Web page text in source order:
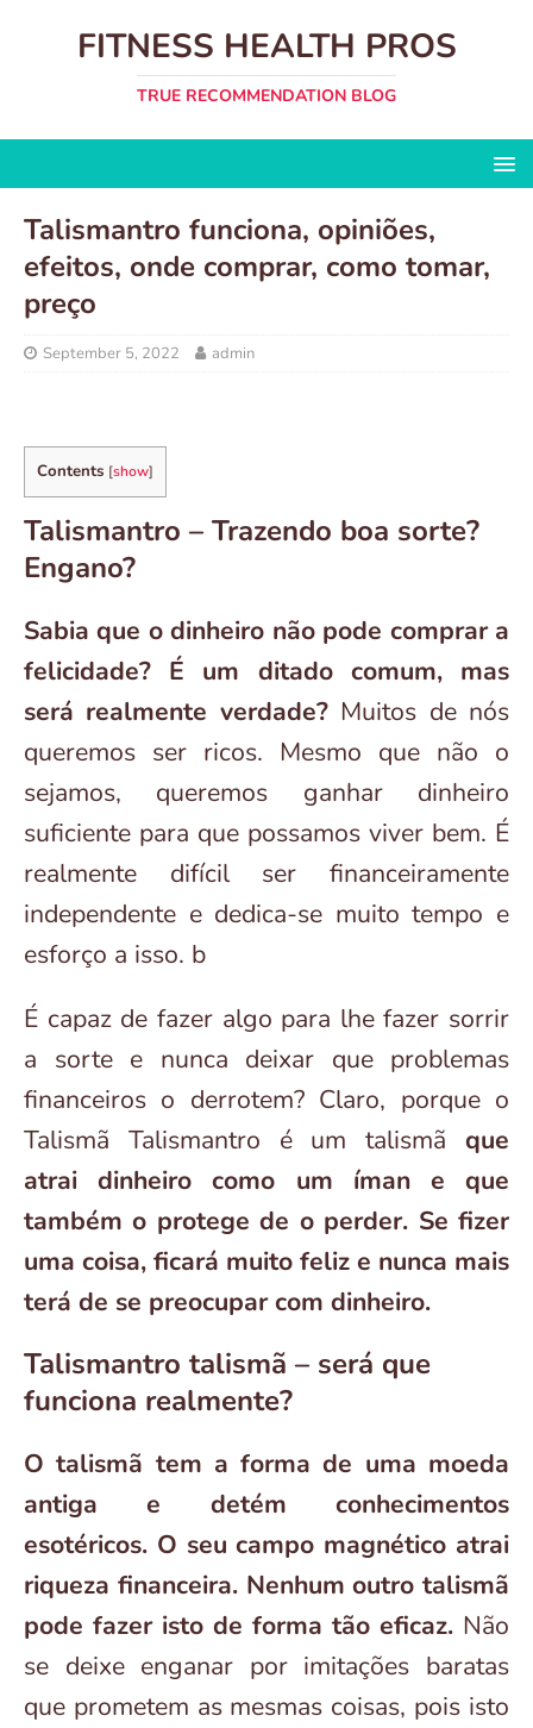
FITNESS HEALTH PROS
TRUE RECOMMENDATION BLOG
Talismantro funciona, opiniões,
efeitos, onde comprar, como tomar,
preço
September 5, 2022 admin
Contents [show]
Talismantro – Trazendo boa sorte?
Engano?
Sabia que o dinheiro não pode comprar a
felicidade? É um ditado comum, mas
será realmente verdade?Muitos de nós
queremos ser ricos. Mesmo que não o
sejamos, queremos ganhar dinheiro
suficiente para que possamos viver bem. É
realmente difícil ser financeiramente
independente e dedica-se muito tempo e
esforço a isso. b
É capaz de fazer algo para lhe fazer sorrir
a sorte e nunca deixar que problemas
financeiros o derrotem? Claro, porque o
Talismã Talismantro é um talismã que
atrai dinheiro como um íman e que
também o protege de o perder. Se fizer
uma coisa, ficará muito feliz e nunca mais
terá de se preocupar com dinheiro.
Talismantro talismã – será que
funciona realmente?
O talismã tem a forma de uma moeda
antiga e detém conhecimentos
esotéricos. O seu campo magnético atrai
riqueza financeira. Nenhum outro talismã
pode fazer isto de forma tão eficaz. Não
se deixe enganar por imitações baratas
que prometem as mesmas coisas, pois isto